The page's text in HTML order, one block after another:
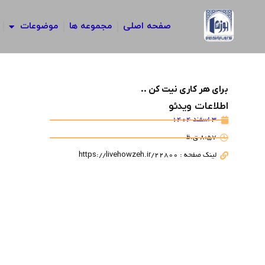
صفحه اصلی مجموعه ها موضوعات
برای هر کاری نیت کن ..
اطلاعات ویدئو
3 اسفند 1404
8:57 ق.ظ
لینک صفحه : https://livehowzeh.ir/22800